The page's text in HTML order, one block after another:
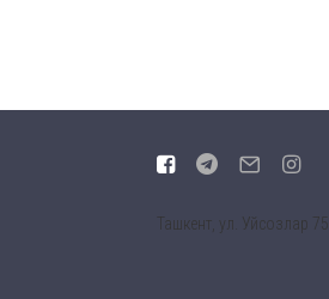
Ташкент, ул. Уйсозлар 75